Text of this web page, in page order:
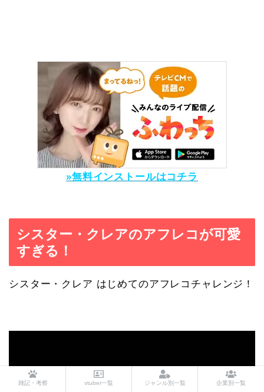
»無料インストールはコチラ
シスター・クレアのアフレコが可愛
すぎる！
シスター・クレア はじめてのアフレコチャレンジ！
雑記・考察 vtuber一覧 ジャンル別一覧 企業別一覧